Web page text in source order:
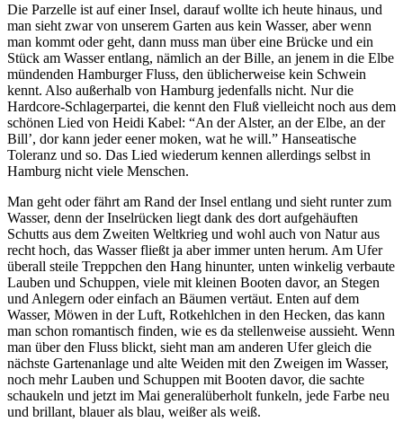
Die Parzelle ist auf einer Insel, darauf wollte ich heute hinaus, und
man sieht zwar von unserem Garten aus kein Wasser, aber wenn
man kommt oder geht, dann muss man über eine Brücke und ein
Stück am Wasser entlang, nämlich an der Bille, an jenem in die Elbe
mündenden Hamburger Fluss, den üblicherweise kein Schwein
kennt. Also außerhalb von Hamburg jedenfalls nicht. Nur die
Hardcore-Schlagerpartei, die kennt den Fluß vielleicht noch aus dem
schönen Lied von Heidi Kabel: “An der Alster, an der Elbe, an der
Bill’, dor kann jeder eener moken, wat he will.” Hanseatische
Toleranz und so. Das Lied wiederum kennen allerdings selbst in
Hamburg nicht viele Menschen.
Man geht oder fährt am Rand der Insel entlang und sieht runter zum
Wasser, denn der Inselrücken liegt dank des dort aufgehäuften
Schutts aus dem Zweiten Weltkrieg und wohl auch von Natur aus
recht hoch, das Wasser fließt ja aber immer unten herum. Am Ufer
überall steile Treppchen den Hang hinunter, unten winkelig verbaute
Lauben und Schuppen, viele mit kleinen Booten davor, an Stegen
und Anlegern oder einfach an Bäumen vertäut. Enten auf dem
Wasser, Möwen in der Luft, Rotkehlchen in den Hecken, das kann
man schon romantisch finden, wie es da stellenweise aussieht. Wenn
man über den Fluss blickt, sieht man am anderen Ufer gleich die
nächste Gartenanlage und alte Weiden mit den Zweigen im Wasser,
noch mehr Lauben und Schuppen mit Booten davor, die sachte
schaukeln und jetzt im Mai generalüberholt funkeln, jede Farbe neu
und brillant, blauer als blau, weißer als weiß.